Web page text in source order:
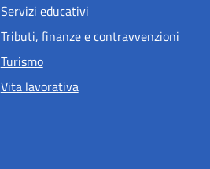
Servizi educativi
Tributi, finanze e contravvenzioni
Turismo
Vita lavorativa